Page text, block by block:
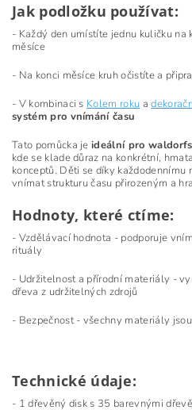
Jak podložku používat:
- Každý den umístíte jednu kuličku na
měsíce
- Na konci měsíce kruh očistíte a
- V kombinaci s Kolem roku a
systém pro vnímání času
Tato pomůcka jeideální pro
kde se klade důraz na konkrétní,
konceptů. Děti se díky
vnímat strukturu času přirozeným a
Hodnoty, které ctíme:
- Vzdělávací hodnota - podporuje
rituály
- Udržitelnost a přírodní materiály -
dřeva z udržitelných zdrojů
- Bezpečnost - všechny materiály
Technické údaje:
- 1 dřevěný disk s 35 barevnými